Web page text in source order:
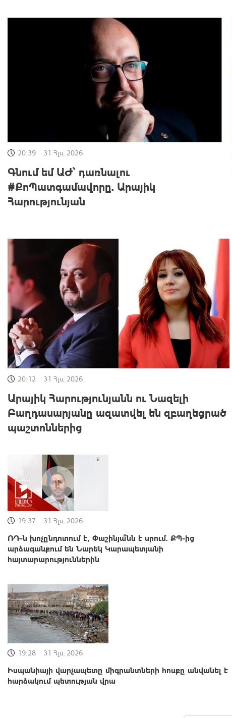
20:39 31 Հլս, 2026
Գնում եմ ԱԺ՝ դառնալու
#ՔոՊատգամավորը. Արայիկ
Հարությունյան
20:12 31 Հլս, 2026
Արայիկ Հարությունյանն ու Նազելի
Բաղդասարյանը ազատվել են զբաղեցրած
պաշտոններից
19:37 31 Հլս, 2026
ՌԴ-ն խոչընդոտում է, Փաշինյա՞նն է սրում. ՔՊ-ից
արձագանքում են Նարեկ Կարապետյանի
հայտարարություններին
19:28 31 Հլս, 2026
Իսպանիայի վարչապետը միգրանտների հոսքը անվանել է
հարձակում պետության վրա